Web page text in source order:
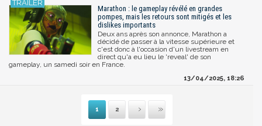
Marathon : le gameplay révélé en grandes
pompes, mais les retours sont mitigés et les
dislikes importants
Deux ans après son annonce, Marathon a
décidé de passer à la vitesse supérieure et
c'est donc à l'occasion d'un livestream en
direct qu'a eu lieu le 'reveal' de son
gameplay, un samedi soir en France.
13/04/2025, 18:26
1 2
Suivante
Dernière